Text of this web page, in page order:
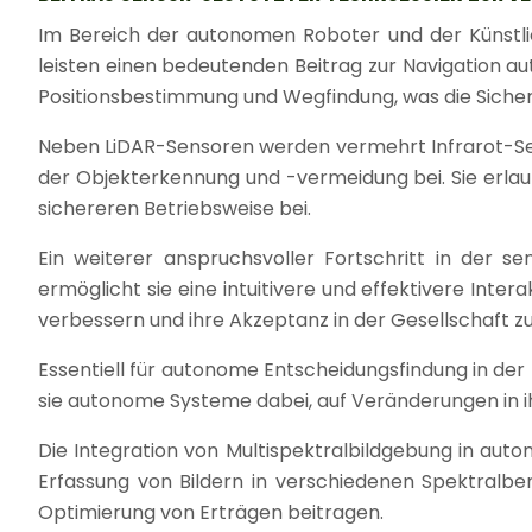
Im Bereich der autonomen Roboter und der
leisten einen bedeutenden Beitrag zur Navigation
Positionsbestimmung und Wegfindung, was die
Neben LiDAR-Sensoren werden vermehrt Infrarot-
der Objekterkennung und -vermeidung bei. Sie
sichereren Betriebsweise bei.
Ein weiterer anspruchsvoller Fortschritt in der
ermöglicht sie eine intuitivere und effektivere
verbessern und ihre Akzeptanz in der Gesellschaft
Essentiell für autonome Entscheidungsfindung in
sie autonome Systeme dabei, auf Veränderungen
Die Integration von Multispektralbildgebung in
Erfassung von Bildern in verschiedenen
Optimierung von Erträgen beitragen.